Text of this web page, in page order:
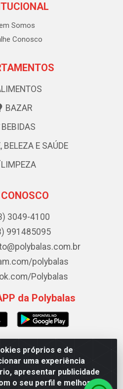
próprios e de
uma experiência
apresentar publicidade
o seu perfil e melhorar a
Somos
Conosco
BAZAR
BEBIDAS
BELEZA E SAÚDE
LIMPEZA
3049-4100
991485095
polybalas
Polybalas
da Polybalas
de Souza, 173 Galpão B -
PB - CEP 58.075-075 - CNPJ
0002-61